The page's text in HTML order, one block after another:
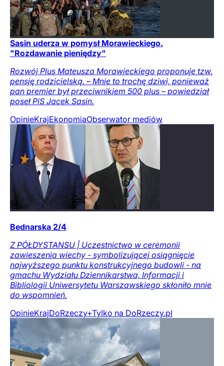
Sasin uderza w pomysł Morawieckiego.
"Rozdawanie pieniędzy"
Rozwój Plus Mateusza Morawieckiego proponuje tzw.
pensję rodzicielską. – Mnie to trochę dziwi, ponieważ
pan premier był przeciwnikiem 500 plus – powiedział
poseł PiS Jacek Sasin.
OpinieKrajEkonomiaObserwator mediów
Bednarska 2/4
Z PÓŁDYSTANSU | Uczestnictwo w ceremonii
zawieszenia wiechy - symbolizującej osiągnięcie
najwyższego punktu konstrukcyjnego budowli - na
gmachu Wydziału Dziennikarstwa, Informacji i
Bibliologii Uniwersytetu Warszawskiego skłoniło mnie
do wspomnień.
OpinieKrajDoRzeczy+Tylko na DoRzeczy.pl